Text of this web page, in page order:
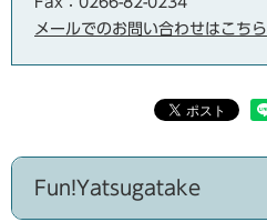
メールでのお問い合わせはこちら
Fun!Yatsugatake